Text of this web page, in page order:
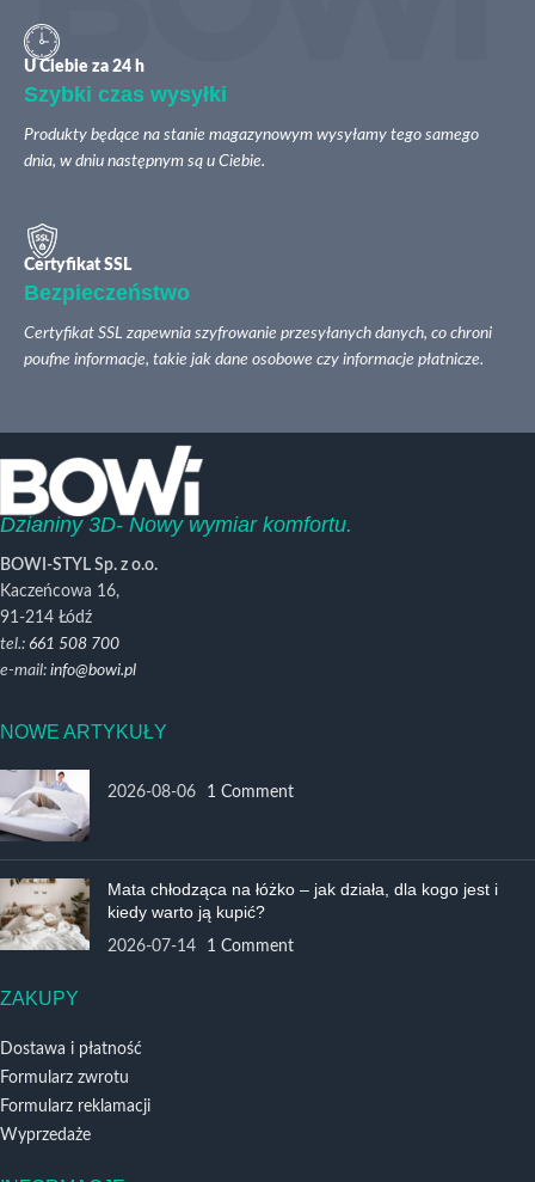
U Ciebie za 24 h
Szybki czas wysyłki
Produkty będące na stanie magazynowym wysyłamy tego samego
dnia, w dniu następnym są u Ciebie.
Certyfikat SSL
Bezpieczeństwo
Certyfikat SSL zapewnia szyfrowanie przesyłanych danych, co chroni
poufne informacje, takie jak dane osobowe czy informacje płatnicze.
Dzianiny 3D- Nowy wymiar komfortu.
BOWI-STYL Sp. z o.o.
Kaczeńcowa 16,
91-214 Łódź
tel.: 661 508 700
e-mail: info@bowi.pl
NOWE ARTYKUŁY
2026-08-06 1 Comment
Mata chłodząca na łóżko – jak działa, dla kogo jest i
kiedy warto ją kupić?
2026-07-14 1 Comment
ZAKUPY
Dostawa i płatność
Formularz zwrotu
Formularz reklamacji
Wyprzedaże